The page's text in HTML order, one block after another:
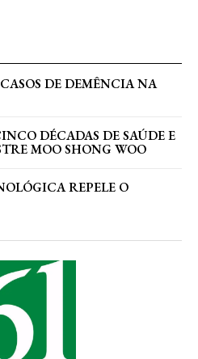
DE DEMÊNCIA NA
DÉCADAS DE SAÚDE E
MOO SHONG WOO
REPELE O